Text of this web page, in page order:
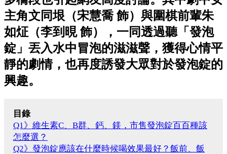
主角文同垠（宋慧喬 飾）與圍棋前輩朱
如炡（李到晛 飾），一同透過聽「發泡
錠」丟入水中冒泡的滋滋聲，獲得心情平
靜的劇情，也再度誘發大眾對於發泡錠的
興趣。
目錄
Q1》維生素C、B群、鈣、鎂，市售發泡錠百百種該
怎麼選？
Q2》發泡錠應該在什麼時候喝效果最好？飯前、飯